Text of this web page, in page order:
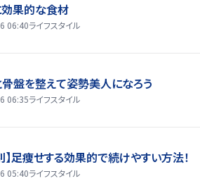
果的な食材
06:40ライフスタイル
盤を整えて姿勢美人になろう
06:35ライフスタイル
】足痩せする効果的で続けやすい方法！
05:40ライフスタイル